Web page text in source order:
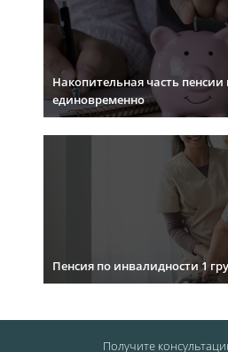
Накопительная часть пенсии
единовременно
Пенсия по инвалидности 1
Получите